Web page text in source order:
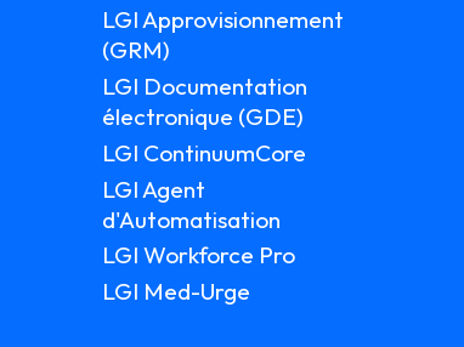
LGI Approvisionnement
(GRM)
LGI Documentation
électronique (GDE)
LGI ContinuumCore
LGI Agent
d'Automatisation
LGI Workforce Pro
LGI Med-Urge